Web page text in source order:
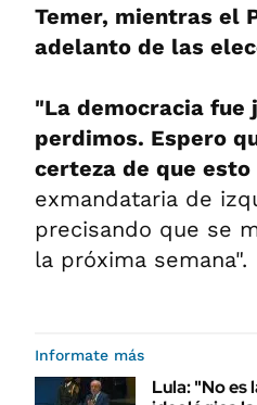
Temer, mientras el
adelanto de las
"La democracia fue
perdimos. Espero
certeza de que
exmandataria de
precisando que se
la próxima semana".
Informate más
Lula: "No es